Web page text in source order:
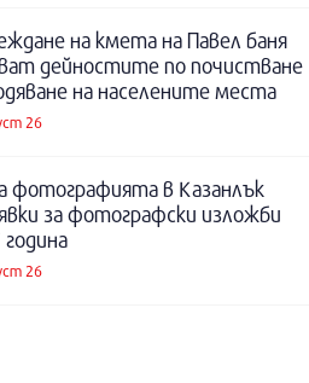
на кмета на Павел баня
дейностите по почистване
на населените места
26
фотографията в Казанлък
за фотографски изложби
26